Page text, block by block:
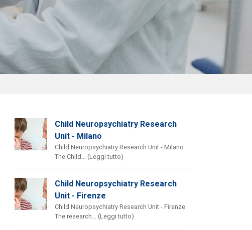
Child Neuropsychiatry Research
Unit - Milano
Child Neuropsychiatry Research Unit - Milano
The Child... (Leggi tutto)
Child Neuropsychiatry Research
Unit - Firenze
Child Neuropsychiatry Research Unit - Firenze
The research... (Leggi tutto)